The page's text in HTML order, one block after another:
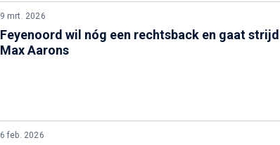
9 mrt. 2026
Feyenoord wil nóg een rechtsback en gaat
Max Aarons
6 feb. 2026